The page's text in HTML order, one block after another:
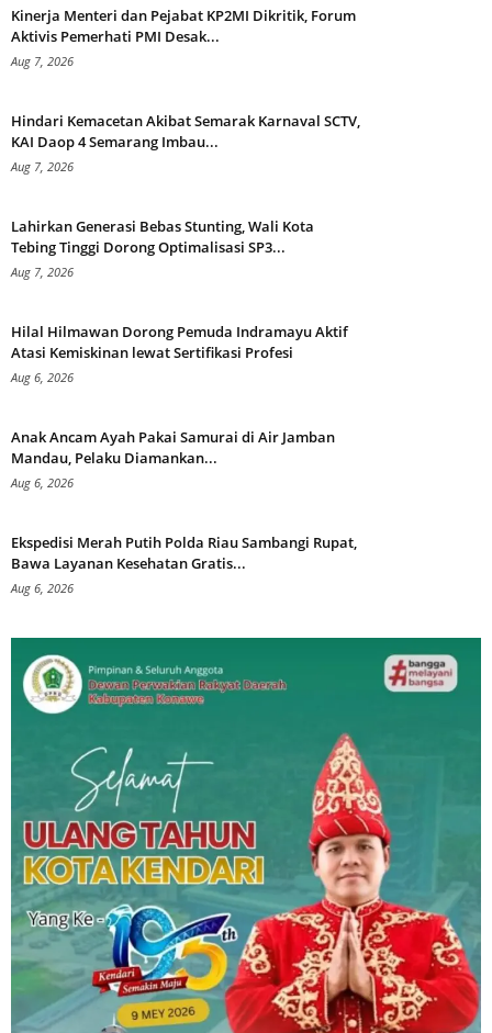
Kinerja Menteri dan Pejabat KP2MI Dikritik, Forum
Aktivis Pemerhati PMI Desak...
Aug 7, 2026
Hindari Kemacetan Akibat Semarak Karnaval SCTV,
KAI Daop 4 Semarang Imbau...
Aug 7, 2026
Lahirkan Generasi Bebas Stunting, Wali Kota
Tebing Tinggi Dorong Optimalisasi SP3...
Aug 7, 2026
Hilal Hilmawan Dorong Pemuda Indramayu Aktif
Atasi Kemiskinan lewat Sertifikasi Profesi
Aug 6, 2026
Anak Ancam Ayah Pakai Samurai di Air Jamban
Mandau, Pelaku Diamankan...
Aug 6, 2026
Ekspedisi Merah Putih Polda Riau Sambangi Rupat,
Bawa Layanan Kesehatan Gratis...
Aug 6, 2026